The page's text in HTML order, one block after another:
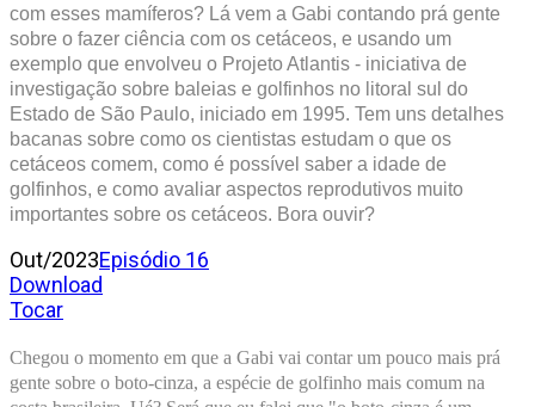
com esses mamíferos? Lá vem a Gabi contando prá gente
sobre o fazer ciência com os cetáceos, e usando um
exemplo que envolveu o Projeto Atlantis - iniciativa de
investigação sobre baleias e golfinhos no litoral sul do
Estado de São Paulo, iniciado em 1995. Tem uns detalhes
bacanas sobre como os cientistas estudam o que os
cetáceos comem, como é possível saber a idade de
golfinhos, e como avaliar aspectos reprodutivos muito
importantes sobre os cetáceos. Bora ouvir?
Out/2023Episódio 16
Download
Tocar
Chegou o momento em que a Gabi vai contar um pouco mais prá
gente sobre o boto-cinza, a espécie de golfinho mais comum na